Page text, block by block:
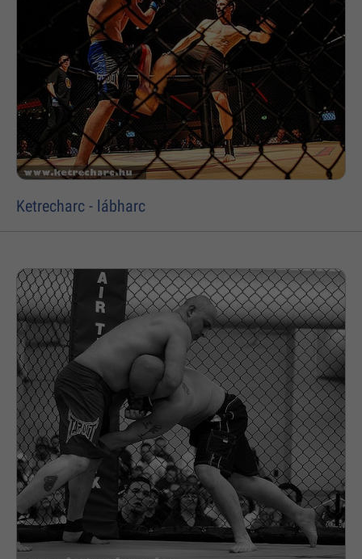
Ketrecharc - lábharc